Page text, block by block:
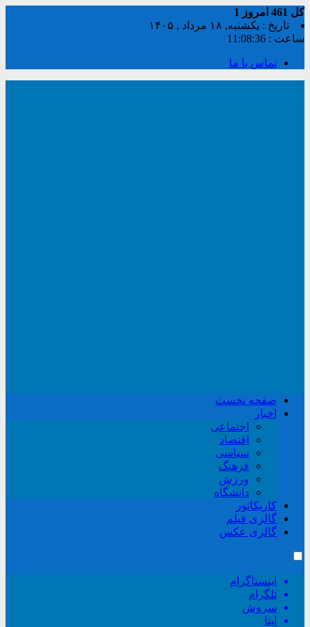
کل امروز
1
تاریخ : یکشنبه, ۱۸ مرداد , ۱۴۰۵
ساعت : 11:08:37
تماس با ما
صفحه نخست
اخبار
اجتماعی
اقتصاد
سیاسی
فرهنگ
ورزش
دانشگاه
کاریکاتور
گالری فیلم
گالری عکس
اینستاگرام
تلگرام
سروش
ایتا